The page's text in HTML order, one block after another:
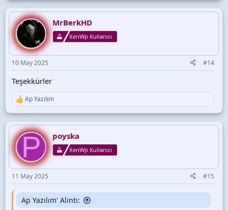
p
k
i
l
e
r
:
MrBerkHD
XenWp Kullanıcı
10 May 2025 #14
Teşekkürler
T
p
k
i
l
e
r
:
Ap Yazılım
P poyska
XenWp Kullanıcı
11 May 2025 #15
Ap Yazılım' Alıntı: